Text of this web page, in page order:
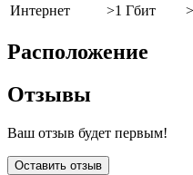
Интернет
>1 Гбит
Расположение
Отзывы
Ваш отзыв будет первым!
Оставить отзыв